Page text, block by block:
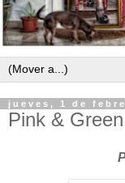
jueves, 1 de
Pink & Green